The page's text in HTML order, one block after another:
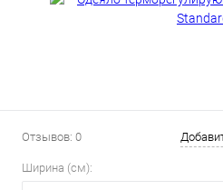
Отзывов: 0
Ширина (см):